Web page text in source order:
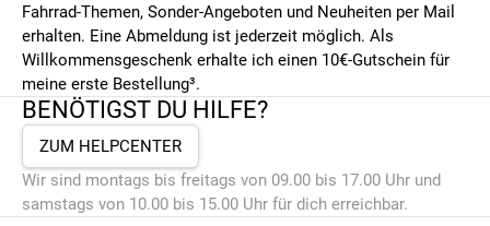
Fahrrad-Themen, Sonder-Angeboten und Neuheiten per Mail
erhalten. Eine Abmeldung ist jederzeit möglich. Als
Willkommensgeschenk erhalte ich einen 10€-Gutschein für
meine erste Bestellung³.
BENÖTIGST DU HILFE?
ZUM HELPCENTER
Wir sind montags bis freitags von 09.00 bis 17.00 Uhr und
samstags von 10.00 bis 15.00 Uhr für dich erreichbar.